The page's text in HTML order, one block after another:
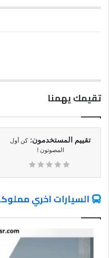
تقيمك يهمنا
تقييم المستخدمون: كن أول
المصوتون !
السيارات اخري